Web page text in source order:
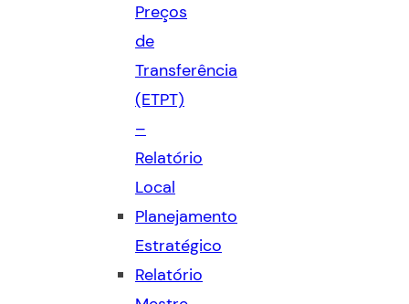
Preços
de
Transferência
(ETPT)
–
Relatório
Local
Planejamento
Estratégico
Relatório